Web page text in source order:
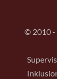
© 2010 -